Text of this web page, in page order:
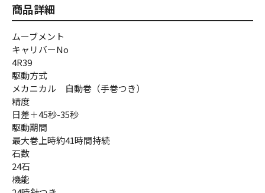
商品詳細
ムーブメント
キャリバーNo
4R39
駆動方式
メカニカル 自動巻（手巻つき）
精度
日差＋45秒-35秒
駆動期間
最大巻上時約41時間持続
石数
24石
機能